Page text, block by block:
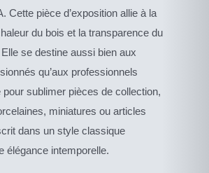
Cette pièce d’exposition allie à la
du bois et la transparence du
se destine aussi bien aux
qu’aux professionnels
pour sublimer pièces de collection,
miniatures ou articles
dans un style classique
élégance intemporelle.